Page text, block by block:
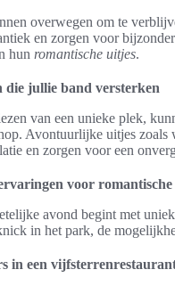
overwegen om te
en zorgen voor
hun romantische uitjes.
die jullie band versterken
van een unieke plek,
Avontuurlijke uitjes zoals
en zorgen voor een
voor romantische
avond begint met
in het park, de
in een